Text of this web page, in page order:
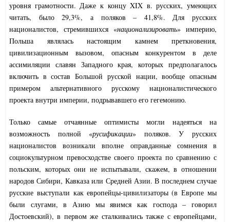
уровня грамотности. Даже к концу XIX в. русских, умеющих
читать, было 29,3%, а поляков – 41,8%. Для русских
националистов, стремившихся «национализировать» империю,
Польша являлась настоящим камнем преткновения,
цивилизационным вызовом, опасным конкурентом в деле
ассимиляции славян Западного края, которых предполагалось
включить в состав Большой русской нации, вообще опасным
примером альтернативного русскому националистического
проекта внутри империи, подрывавшего его гегемонию.
Только самые отчаянные оптимисты могли надеяться на
возможность полной «русификации» поляков. У русских
националистов возникали вполне оправданные сомнения в
социокультурном превосходстве своего проекта по сравнению с
польским, которых они не испытывали, скажем, в отношении
народов Сибири, Кавказа или Средней Азии. В последнем случае
русские выступали как европейцы-цивилизаторы (в Европе мы
были слугами, в Азию мы явимся как господа – говорил
Достоевский), в первом же сталкивались также с европейцами,